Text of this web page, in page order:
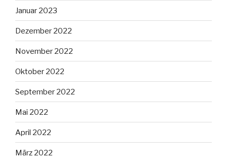
Januar 2023
Dezember 2022
November 2022
Oktober 2022
September 2022
Mai 2022
April 2022
März 2022